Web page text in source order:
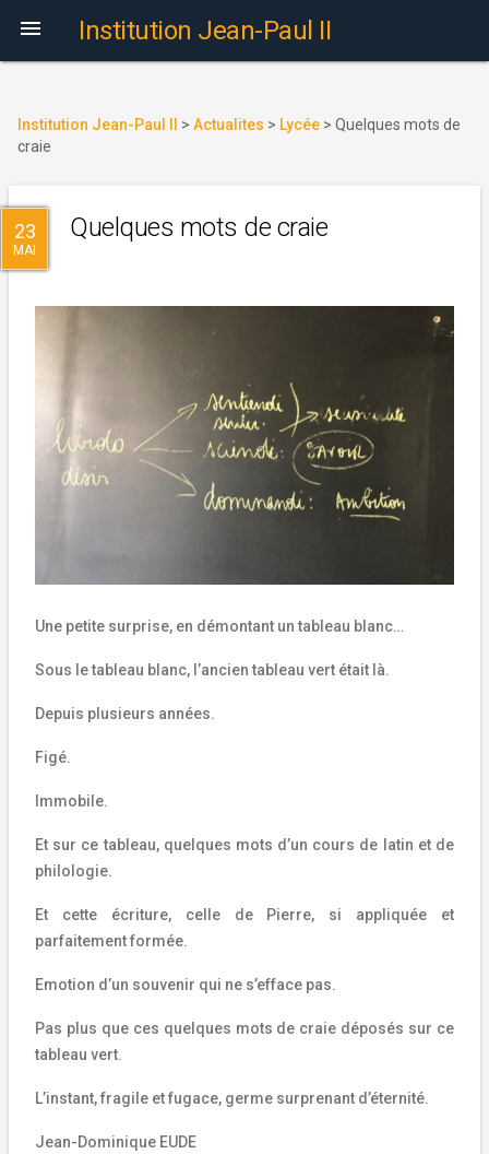
 Institution Jean-Paul II
Institution Jean-Paul II > Actualites > Lycée > Quelques mots de
craie
23
MAI
Quelques mots de craie
Une petite surprise, en démontant un tableau blanc…
Sous le tableau blanc, l’ancien tableau vert était là.
Depuis plusieurs années.
Figé.
Immobile.
Et sur ce tableau, quelques mots d’un cours de latin et de
philologie.
Et cette écriture, celle de Pierre, si appliquée et
parfaitement formée.
Emotion d’un souvenir qui ne s’efface pas.
Pas plus que ces quelques mots de craie déposés sur ce
tableau vert.
L’instant, fragile et fugace, germe surprenant d’éternité.
Jean-Dominique EUDE